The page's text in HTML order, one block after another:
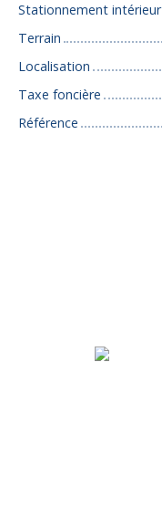
Stationnement intérieur
Terrain
Localisation
Taxe foncière
Référence